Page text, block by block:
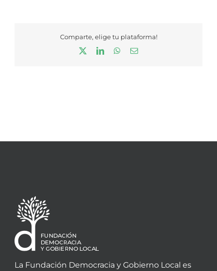
Comparte, elige tu plataforma!
LinkedInWhatsApp
Correo
La Fundación Democracia y Gobierno Local es